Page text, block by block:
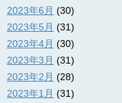
2023年6月 (30)
2023年5月 (31)
2023年4月 (30)
2023年3月 (31)
2023年2月 (28)
2023年1月 (31)